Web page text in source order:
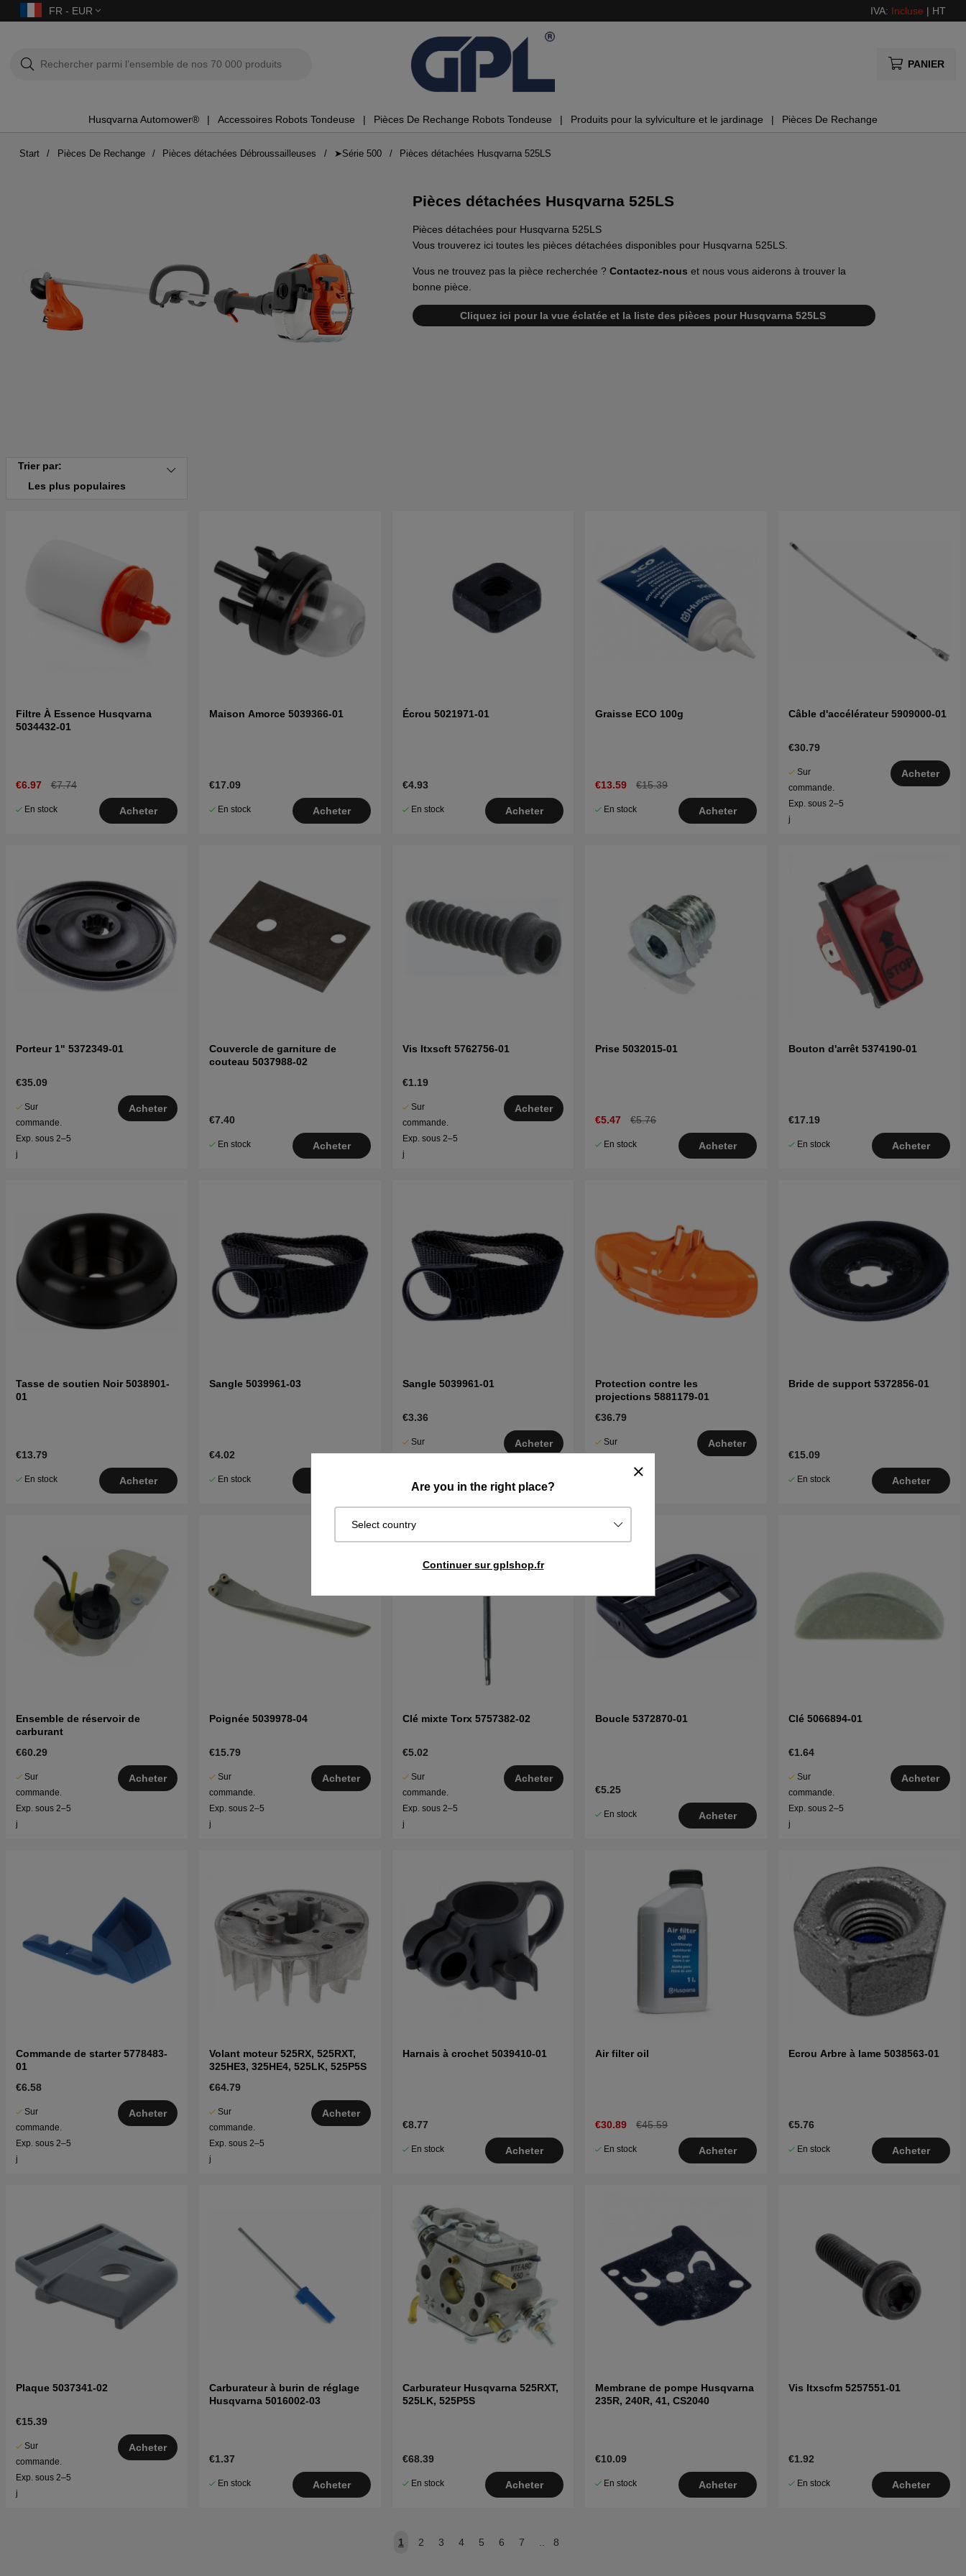
FR - EUR IVA: Incluse | HT
PANIER
Husqvarna Automower® Accessoires Robots Tondeuse Pièces De Rechange Robots Tondeuse Produits pour la sylviculture et le jardinage Pièces De Rechange
Are you in the right place?
Select country
Continuer sur gplshop.fr
Start Pièces De Rechange Pièces détachées Débroussailleuses ➤Série 500 Pièces détachées Husqvarna 525LS
Pièces détachées Husqvarna 525LS
Pièces détachées pour Husqvarna 525LS
Vous trouverez ici toutes les pièces détachées disponibles pour Husqvarna 525LS.
Vous ne trouvez pas la pièce recherchée ? Contactez-nous et nous vous aiderons à trouver la
bonne pièce.
Cliquez ici pour la vue éclatée et la liste des pièces pour Husqvarna 525LS
Trier par:
Les plus populaires
Filtre À Essence Husqvarna
5034432-01
€6.97 €7.74
En stock Acheter
Maison Amorce 5039366-01
€17.09
En stock Acheter
Écrou 5021971-01
€4.93
En stock Acheter
Graisse ECO 100g
€13.59 €15.39
En stock Acheter
Câble d'accélérateur 5909000-01
€30.79
Sur
commande.
Exp. sous 2–5
j
Acheter
Porteur 1" 5372349-01
€35.09
Sur
commande.
Exp. sous 2–5
j
Acheter
Couvercle de garniture de
couteau 5037988-02
€7.40
En stock Acheter
Vis Itxscft 5762756-01
€1.19
Sur
commande.
Exp. sous 2–5
j
Acheter
Prise 5032015-01
€5.47 €5.76
En stock Acheter
Bouton d'arrêt 5374190-01
€17.19
En stock Acheter
Tasse de soutien Noir 5038901-
01
€13.79
En stock Acheter
Sangle 5039961-03
€4.02
En stock
Sangle 5039961-01
€3.36
Sur
Acheter
Protection contre les
projections 5881179-01
€36.79
Sur
Exp. sous 2–5
Acheter
Bride de support 5372856-01
€15.09
En stock Acheter
Ensemble de réservoir de
carburant
€60.29
Sur
commande.
Exp. sous 2–5
j
Acheter
Poignée 5039978-04
€15.79
Sur
commande.
Exp. sous 2–5
j
Acheter
Clé mixte Torx 5757382-02
€5.02
Sur
commande.
Exp. sous 2–5
j
Acheter
Boucle 5372870-01
€5.25
En stock Acheter
Clé 5066894-01
€1.64
Sur
commande.
Exp. sous 2–5
j
Acheter
Commande de starter 5778483-
01
€6.58
Sur
commande.
Exp. sous 2–5
j
Acheter
Volant moteur 525RX, 525RXT,
325HE3, 325HE4, 525LK, 525P5S
€64.79
Sur
commande.
Exp. sous 2–5
j
Acheter
Harnais à crochet 5039410-01
€8.77
En stock Acheter
Air filter oil
€30.89 €45.59
En stock Acheter
Ecrou Arbre à lame 5038563-01
€5.76
En stock Acheter
Plaque 5037341-02
€15.39
Sur
commande.
Exp. sous 2–5
j
Acheter
Carburateur à burin de réglage
Husqvarna 5016002-03
€1.37
En stock Acheter
Carburateur Husqvarna 525RXT,
525LK, 525P5S
€68.39
En stock Acheter
Membrane de pompe Husqvarna
235R, 240R, 41, CS2040
€10.09
En stock Acheter
Vis Itxscfm 5257551-01
€1.92
En stock Acheter
1 2 3 4 5 6 7 .. 8